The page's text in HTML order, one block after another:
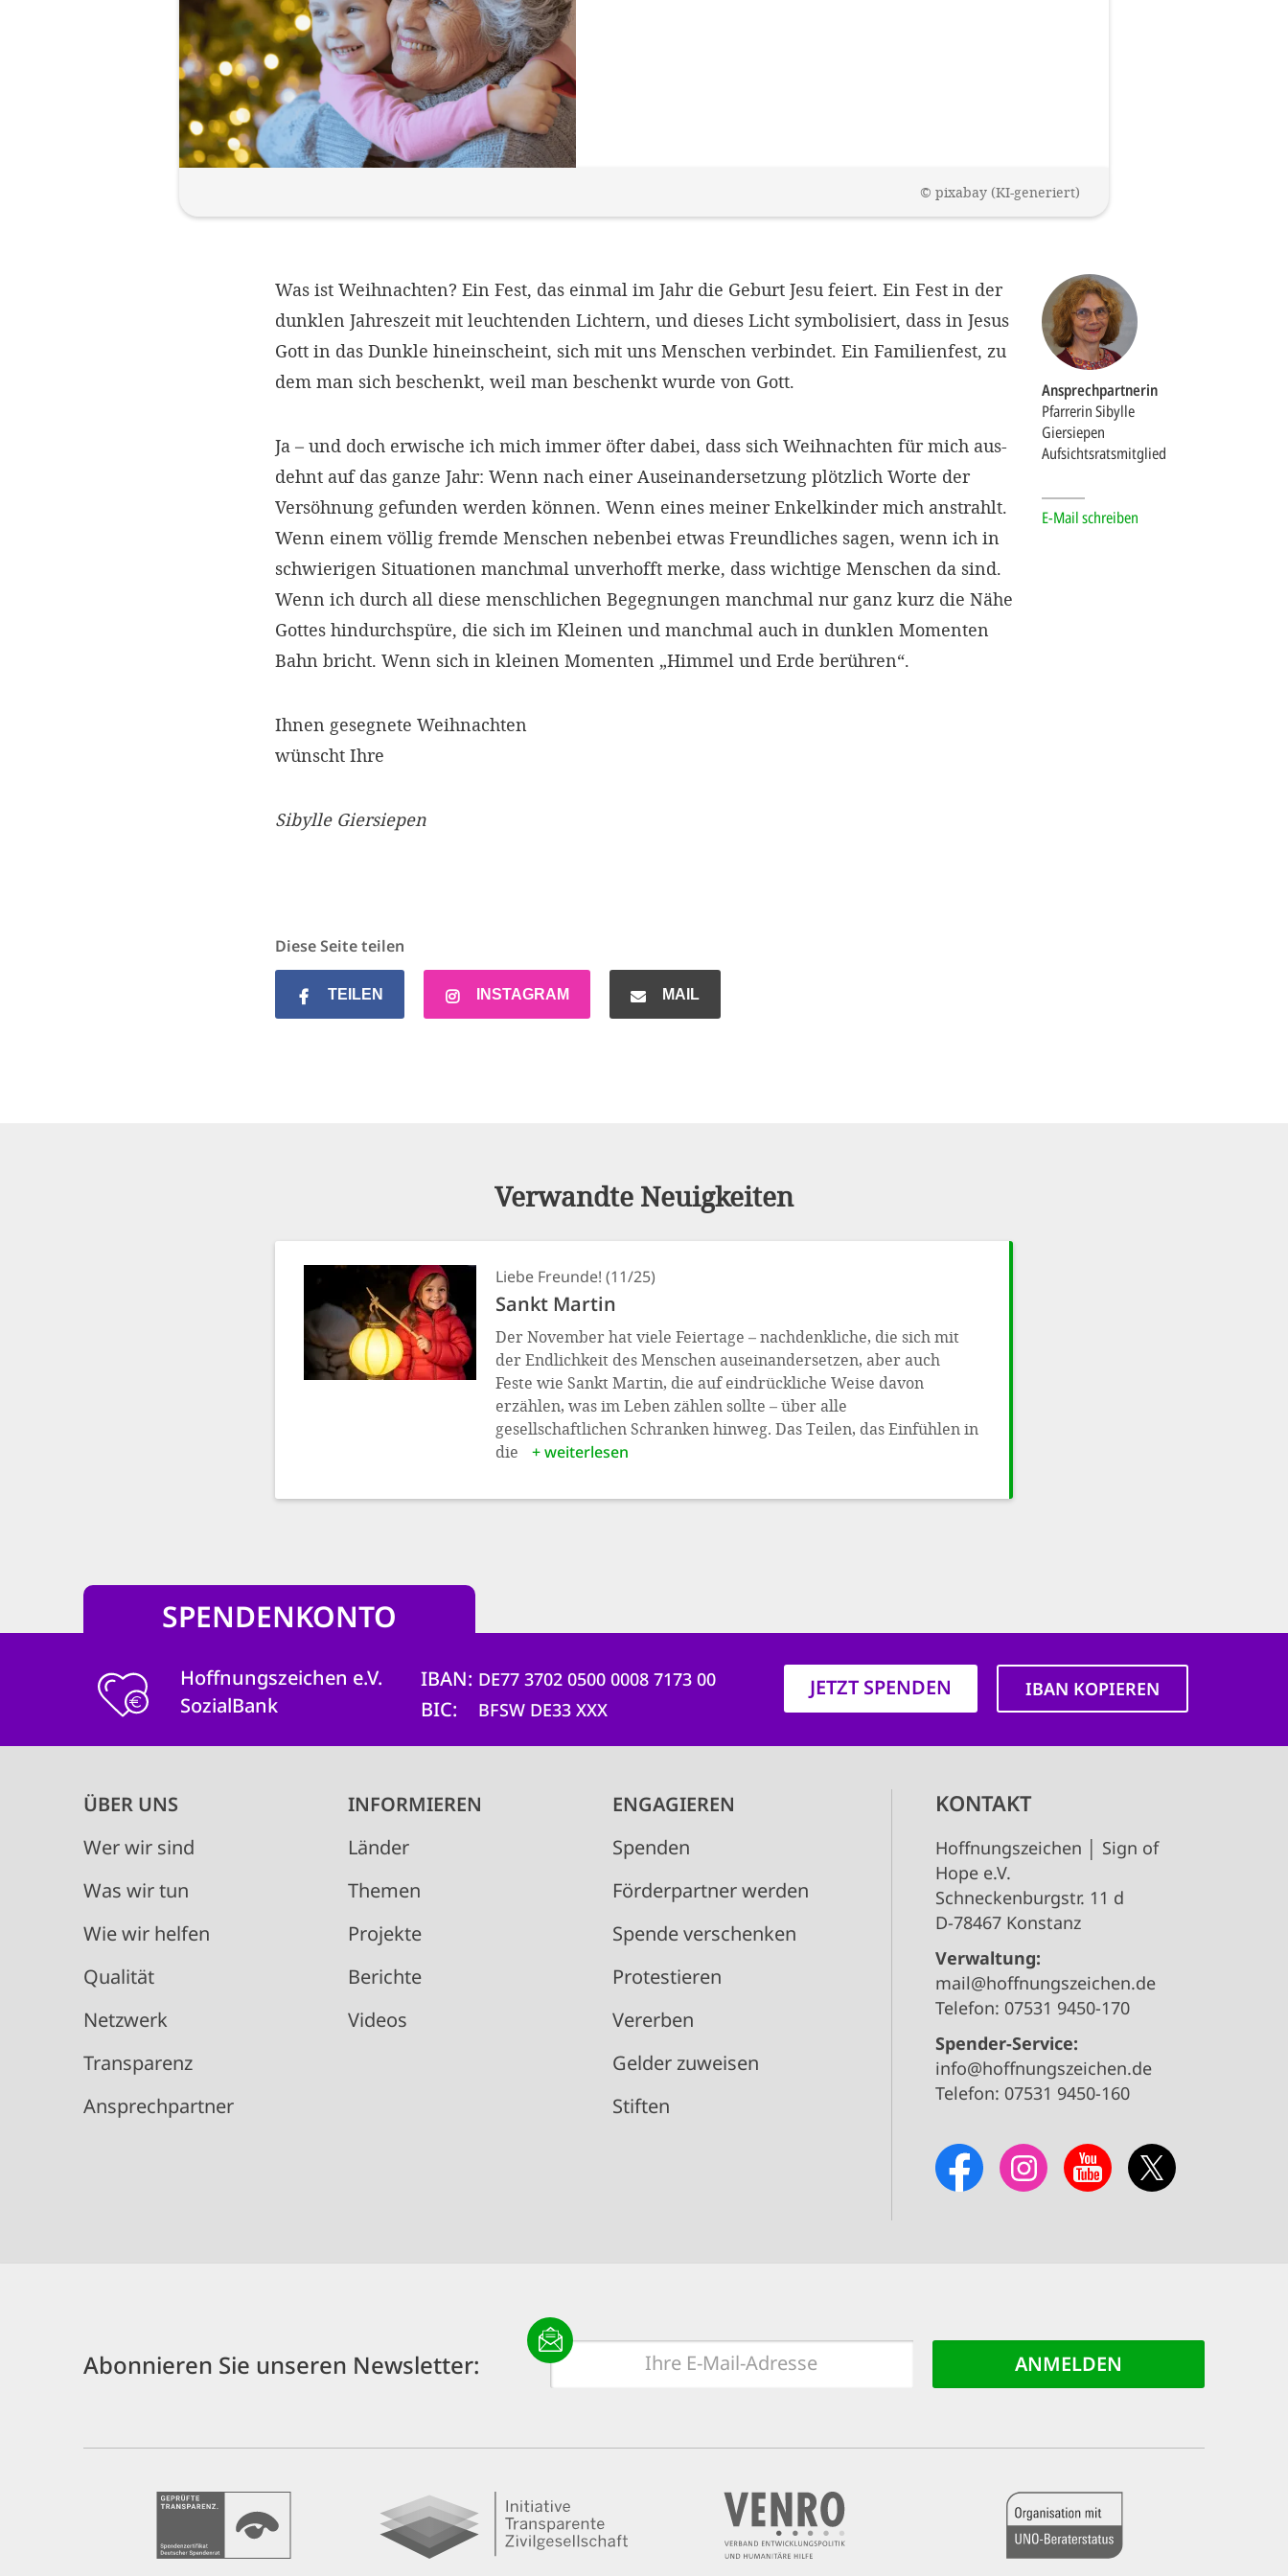
© pixabay (KI-generiert)
Ansprechpartnerin
Pfarrerin Sibylle
Giersiepen
Aufsichtsratsmitglied
E-Mail schreiben
Was ist Weihnachten? Ein Fest, das einmal im Jahr die Geburt Jesu feiert. Ein Fest in der
dunklen Jahreszeit mit leuchtenden Lichtern, und dieses Licht symbolisiert, dass in Jesus
Gott in das Dunkle hineinscheint, sich mit uns Menschen verbindet. Ein Familienfest, zu
dem man sich beschenkt, weil man beschenkt wurde von Gott.
Ja – und doch erwische ich mich immer öfter dabei, dass sich Weihnachten für mich aus-
dehnt auf das ganze Jahr: Wenn nach einer Auseinandersetzung plötzlich Worte der
Versöhnung gefunden werden können. Wenn eines meiner Enkelkinder mich anstrahlt.
Wenn einem völlig fremde Menschen nebenbei etwas Freundliches sagen, wenn ich in
schwierigen Situationen manchmal unverhofft merke, dass wichtige Menschen da sind.
Wenn ich durch all diese menschlichen Begegnungen manchmal nur ganz kurz die Nähe
Gottes hindurchspüre, die sich im Kleinen und manchmal auch in dunklen Momenten
Bahn bricht. Wenn sich in kleinen Momenten „Himmel und Erde berühren“.
Ihnen gesegnete Weihnachten
wünscht Ihre
Sibylle Giersiepen
Diese Seite teilen
TEILEN INSTAGRAM MAIL
Verwandte Neuigkeiten
Liebe Freunde! (11/25)
Sankt Martin
Der November hat viele Feiertage – nachdenkliche, die sich mit
der Endlichkeit des Menschen auseinandersetzen, aber auch
Feste wie Sankt Martin, die auf eindrückliche Weise davon
erzählen, was im Leben zählen sollte – über alle
gesellschaftlichen Schranken hinweg. Das Teilen, das Einfühlen in
die
+ weiterlesen
SPENDENKONTO
Hoffnungszeichen e.V.
SozialBank
IBAN DE77 3702 0500 0008 7173 00
BIC BFSW DE33 XXX
JETZT SPENDEN IBAN KOPIEREN
Main
navigation
ÜBER UNS
Wer wir sind
Was wir tun
Wie wir helfen
Qualität
Netzwerk
Transparenz
Ansprechpartner
INFORMIEREN
Länder
Themen
Projekte
Berichte
Videos
ENGAGIEREN
Spenden
Förderpartner werden
Spende verschenken
Protestieren
Vererben
Gelder zuweisen
Stiften
KONTAKT
Hoffnungszeichen │ Sign of
Hope e.V.
Schneckenburgstr. 11 d
D-78467 Konstanz
Verwaltung:
mail@hoffnungszeichen.de
Telefon: 07531 9450-170
Spender-Service:
info@hoffnungszeichen.de
Telefon: 07531 9450-160
Abonnieren Sie unseren Newsletter:
E-
Mail